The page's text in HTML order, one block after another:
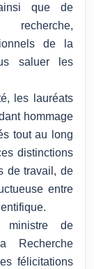
que de
de la
saluer les
les lauréats
hommage
tout au long
distinctions
de travail, de
entre
ministre de
Recherche
félicitations